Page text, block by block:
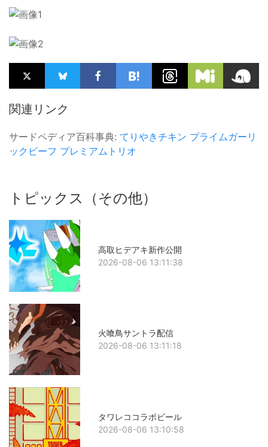
関連リンク
サードペディア百科事典: てりやきチキン プライムガーリ
ックビーフ プレミアムトリオ
トピックス（その他）
高取ヒデアキ新作公開
2026-08-06 13:11:38
火喰鳥サントラ配信
2026-08-06 13:11:18
タワレココラボビール
2026-08-06 13:10:58